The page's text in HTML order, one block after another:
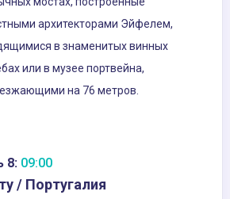
архитекторами Эйфелем,
в знаменитых винных
или в музее портвейна,
на 76 метров.
8: 09:00
/ Португалия